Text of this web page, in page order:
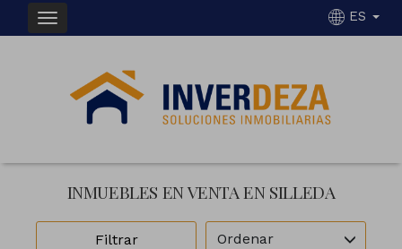
ES
INMUEBLES EN VENTA EN SILLEDA
Filtrar Ordenar